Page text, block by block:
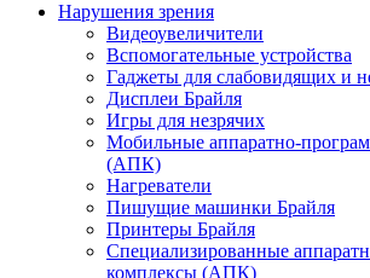
Нарушения зрения
Видеоувеличители
Вспомогательные устройства
Гаджеты для слабовидящих и
Дисплеи Брайля
Игры для незрячих
Мобильные аппаратно-
(АПК)
Нагреватели
Пишущие машинки Брайля
Принтеры Брайля
Специализированные
комплексы (АПК)